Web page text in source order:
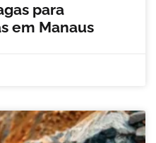
para
em Manaus